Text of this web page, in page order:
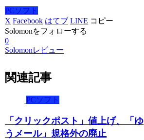
PCソフト
X Facebook はてブ LINE コピー
Solomonをフォローする
0
Solomonレビュー
関連記事
PCソフト
「クリックポスト」値上げ、「ゆ
うメール」規格外の廃止